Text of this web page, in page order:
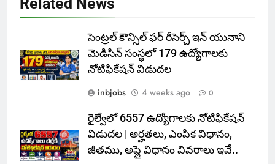
సెంట్రల్ కౌన్సిల్ ఫర్ రీసెర్చ్ ఇన్ యునాని
మెడిసిన్ సంస్థలో 179 ఉద్యోగాలకు
నోటిఫికేషన్ విడుదల
inbjobs
4 weeks ago 0
రైల్వేలో 6557 ఉద్యోగాలకు నోటిఫికేషన్
విడుదల | అర్హతలు, ఎంపిక విధానం,
జీతము, అప్లై విధానం వివరాలు ఇవే..